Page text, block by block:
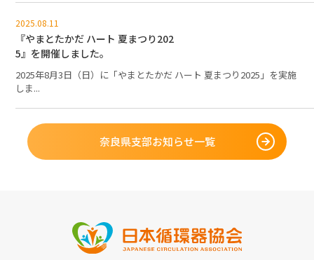
2025.08.11
『やまとたかだ ハート 夏まつり202
5』を開催しました。
2025年8月3日（日）に「やまとたかだ ハート 夏まつり2025」を実施
しま...
奈良県支部お知らせ一覧